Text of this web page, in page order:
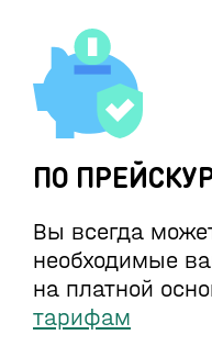
ПО
Вы всегда
необходимые
на платной
тарифам